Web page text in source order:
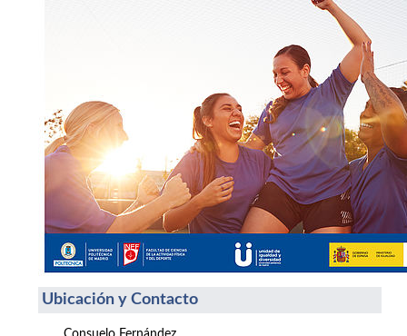
Ubicación y Contacto